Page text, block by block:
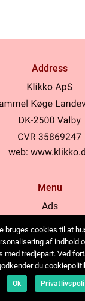
Address
web:
Menu
Ads
Cookies
Contact
Sitemap
bruges cookies til at
af indhold
med tredjepart. Ved
du
Ok